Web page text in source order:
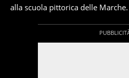
alla scuola pittorica delle Marche.